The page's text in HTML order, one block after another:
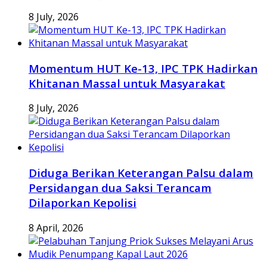
8 July, 2026
Momentum HUT Ke-13, IPC TPK Hadirkan
Khitanan Massal untuk Masyarakat
8 July, 2026
Diduga Berikan Keterangan Palsu dalam
Persidangan dua Saksi Terancam
Dilaporkan Kepolisi
8 April, 2026